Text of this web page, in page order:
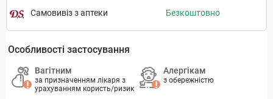
Самовивіз з аптеки Безкоштовно
Особливості застосування
Вагітним
за призначенням лікаря з
урахуванням користь/ризик
Алергікам
з обережністю